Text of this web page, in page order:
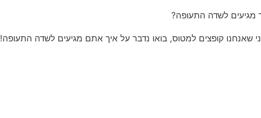
מגיעים לשדה התעופה?
שאנחנו קופצים למטוס, בואו נדבר על איך אתם מגיעים לשדה התעופה!